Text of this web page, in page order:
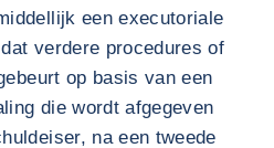
een executoriale
verdere procedures of
op basis van een
die wordt afgegeven
na een tweede